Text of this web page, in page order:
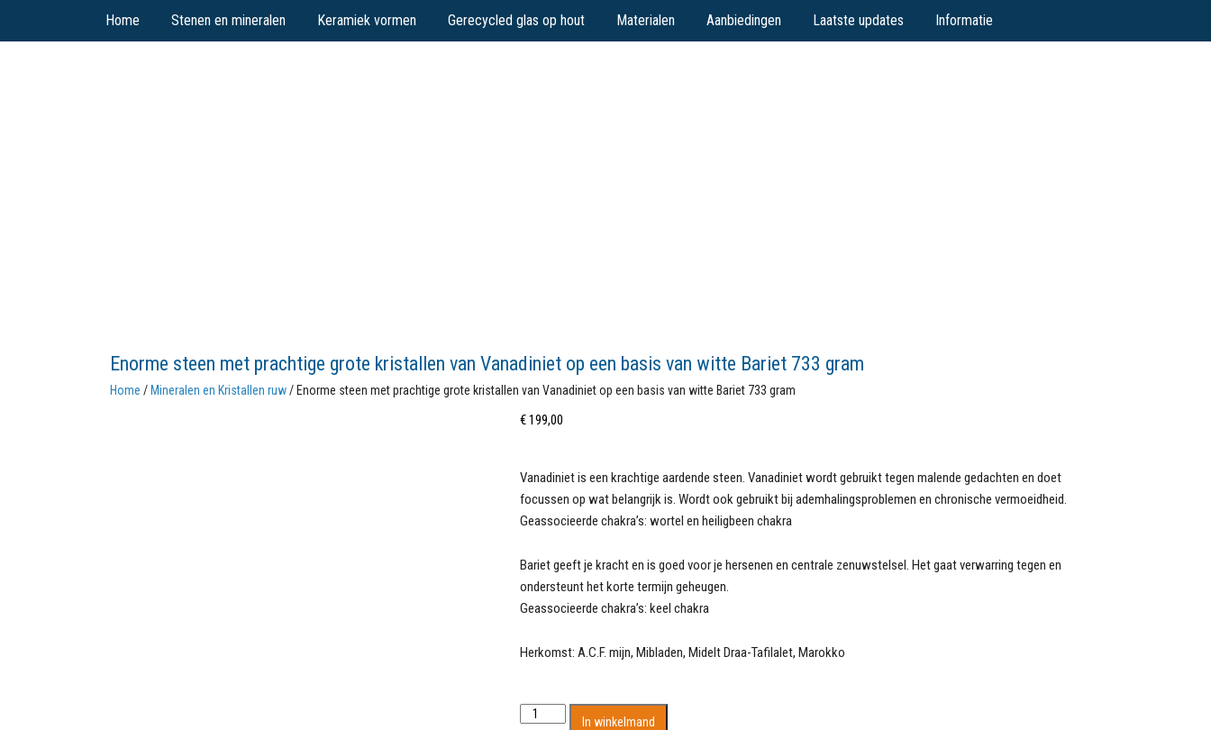
Home Stenen en mineralen Keramiek vormen Gerecycled glas op hout Materialen Aanbiedingen Laatste updates Informatie
Enorme steen met prachtige grote kristallen van Vanadiniet op een basis van witte Bariet 733 gram
Home / Mineralen en Kristallen ruw/ Enorme steen met prachtige grote kristallen van Vanadiniet op een basis van witte Bariet 733 gram
€199,00
Vanadiniet is een krachtige aardende steen. Vanadiniet wordt gebruikt tegen malende gedachten en doet
focussen op wat belangrijk is. Wordt ook gebruikt bij ademhalingsproblemen en chronische vermoeidheid.
Geassocieerde chakra’s: wortel en heiligbeen chakra
Bariet geeft je kracht en is goed voor je hersenen en centrale zenuwstelsel. Het gaat verwarring tegen en
ondersteunt het korte termijn geheugen.
Geassocieerde chakra’s: keel chakra
Herkomst: A.C.F. mijn, Mibladen, Midelt Draa-Tafilalet, Marokko
Enorme
In winkelmand